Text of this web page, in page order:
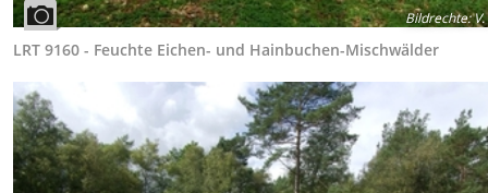
Bildrechte:V.
LRT 9160 - Feuchte Eichen- und Hainbuchen-Mischwälder